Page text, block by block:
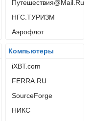
Путешествия@Mail.Ru
НГС.ТУРИЗМ
Аэрофлот
Компьютеры
iXBT.com
FERRA.RU
SourceForge
НИКС